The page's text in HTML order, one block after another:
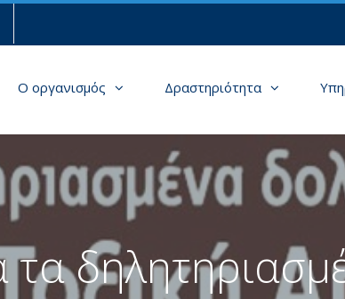
Ο οργανισμός Δραστηριότητα
τα